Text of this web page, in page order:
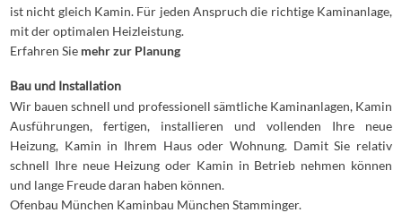
ist nicht gleich Kamin. Für jeden Anspruch die richtige Kaminanlage,
mit der optimalen Heizleistung.
Erfahren Sie mehr zur Planung
Bau und Installation
Wir bauen schnell und professionell sämtliche Kaminanlagen, Kamin
Ausführungen, fertigen, installieren und vollenden Ihre neue
Heizung, Kamin in Ihrem Haus oder Wohnung. Damit Sie relativ
schnell Ihre neue Heizung oder Kamin in Betrieb nehmen können
und lange Freude daran haben können.
Ofenbau München Kaminbau München Stamminger.